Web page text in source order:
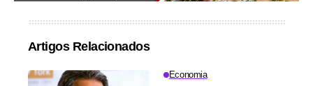
Artigos Relacionados
Economia